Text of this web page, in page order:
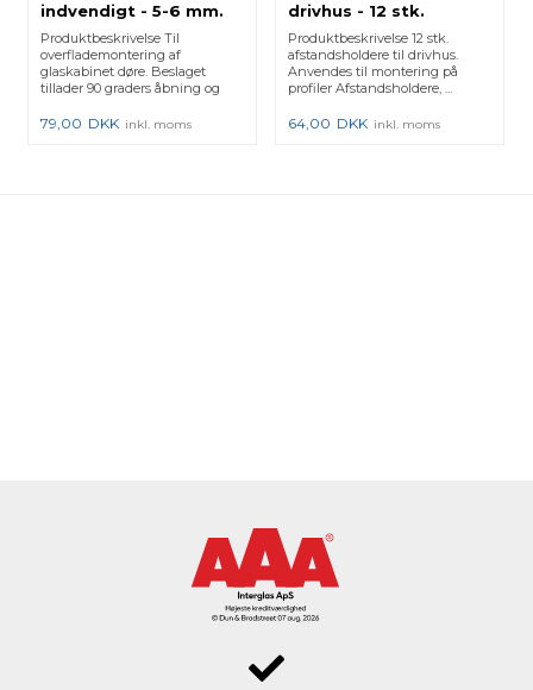
indvendigt - 5-6 mm.
Produktbeskrivelse Til
overflademontering af
glaskabinet døre. Beslaget
tillader 90 graders åbning og
79,00 DKK inkl. moms
drivhus - 12 stk.
Produktbeskrivelse 12 stk.
afstandsholdere til drivhus.
Anvendes til montering på
profiler Afstandsholdere, ...
64,00 DKK inkl. moms